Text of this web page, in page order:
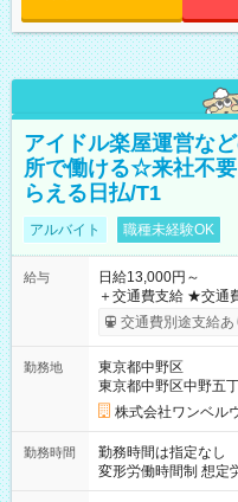
アイドル楽屋運営な
所で働ける☆来社不
らえる日払/T1
アルバイト 職種未経験OK
給与
日給13,000円～
＋交通費支給 ★交通費全額支給！ ┗案件により規定あり ★日払
いOK！（規定あり
ンビニATMから 日払い分
交通費別途支給あ
勤務地
東京都中野区
東京都中野区中野五
株式会社ワンベル
勤務時間
勤務時間は指定なし
変形労働時間制 想定労働時間160
～21：00